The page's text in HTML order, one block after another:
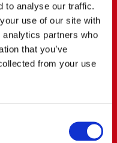
to analyse our traffic.
use of our site with
partners who
that you’ve
from your use